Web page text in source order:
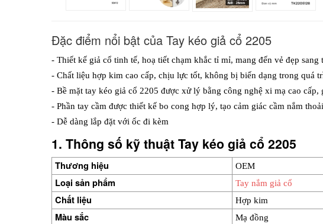
Đặc điểm nổi bật của Tay kéo giả cổ 2205
- Thiết kế giả cổ tinh tế, hoạ tiết chạm khắc tỉ mỉ, mang đến vẻ đẹp sang
- Chất liệu hợp kim cao cấp, chịu lực tốt, không bị biến dạng trong quá
- Bề mặt tay kéo giả cổ 2205 được xử lý bằng công nghệ xi mạ cao
- Phần tay cầm được thiết kế bo cong hợp lý, tạo cảm giác cầm nắm
- Dễ dàng lắp đặt với ốc đi kèm
1. Thông số kỹ thuật Tay kéo giả cổ 2205
Thương hiệu OEM
Loại sản phẩm Tay nắm giả cổ
Chất liệu Hợp kim
Màu sắc Mạ đồng